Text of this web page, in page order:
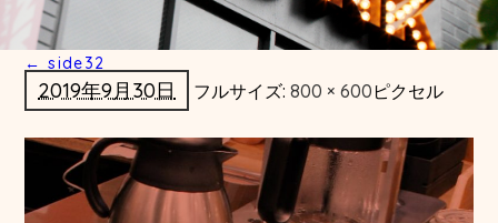
← side32
2019年9月30日 フルサイズ:800 × 600 ピクセル